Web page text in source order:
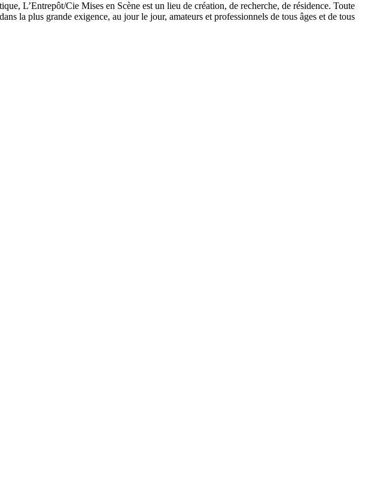
L’Entrepôt/Cie Mises en Scène est un lieu de création, de recherche, de résidence. Toute
la plus grande exigence, au jour le jour, amateurs et professionnels de tous âges et de tous